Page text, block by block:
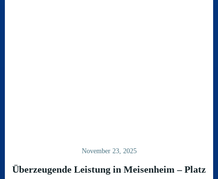
November 23, 2025
Überzeugende Leistung in Meisenheim – Platz